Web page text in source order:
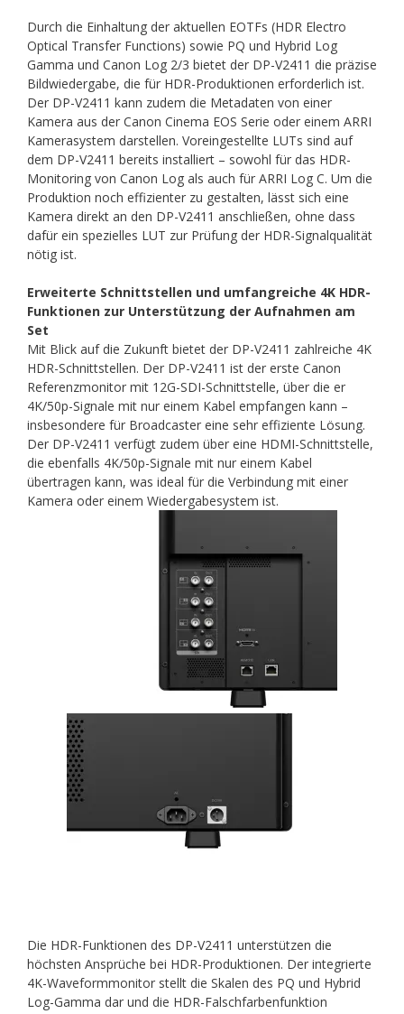
Durch die Einhaltung der aktuellen EOTFs (HDR Electro
Optical Transfer Functions) sowie PQ und Hybrid Log
Gamma und Canon Log 2/3 bietet der DP-V2411 die präzise
Bildwiedergabe, die für HDR-Produktionen erforderlich ist.
Der DP-V2411 kann zudem die Metadaten von einer
Kamera aus der Canon Cinema EOS Serie oder einem ARRI
Kamerasystem darstellen. Voreingestellte LUTs sind auf
dem DP-V2411 bereits installiert – sowohl für das HDR-
Monitoring von Canon Log als auch für ARRI Log C. Um die
Produktion noch effizienter zu gestalten, lässt sich eine
Kamera direkt an den DP-V2411 anschließen, ohne dass
dafür ein spezielles LUT zur Prüfung der HDR-Signalqualität
nötig ist.
Erweiterte Schnittstellen und umfangreiche 4K HDR-
Funktionen zur Unterstützung der Aufnahmen am
Set
Mit Blick auf die Zukunft bietet der DP-V2411 zahlreiche 4K
HDR-Schnittstellen. Der DP-V2411 ist der erste Canon
Referenzmonitor mit 12G-SDI-Schnittstelle, über die er
4K/50p-Signale mit nur einem Kabel empfangen kann –
insbesondere für Broadcaster eine sehr effiziente Lösung.
Der DP-V2411 verfügt zudem über eine HDMI-Schnittstelle,
die ebenfalls 4K/50p-Signale mit nur einem Kabel
übertragen kann, was ideal für die Verbindung mit einer
Kamera oder einem Wiedergabesystem ist.
Die HDR-Funktionen des DP-V2411 unterstützen die
höchsten Ansprüche bei HDR-Produktionen. Der integrierte
4K-Waveformmonitor stellt die Skalen des PQ und Hybrid
Log-Gamma dar und die HDR-Falschfarbenfunktion